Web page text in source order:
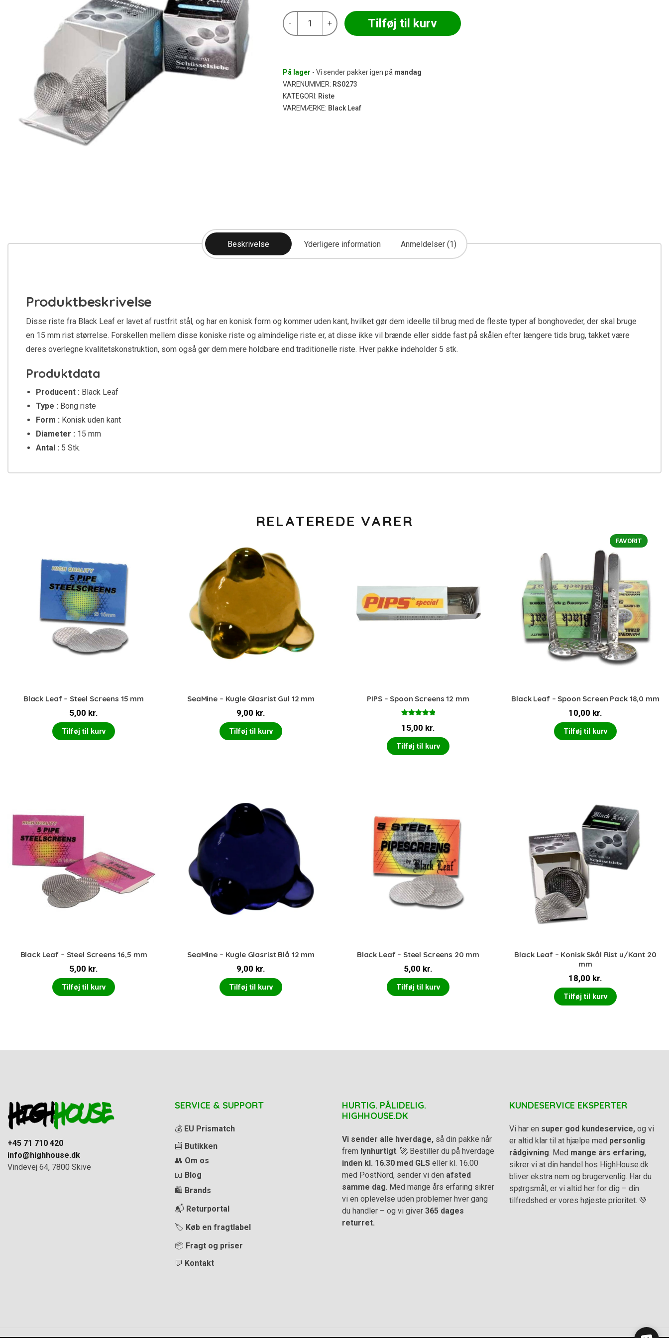
-
Black
Leaf
-
u/Kant
15,0
antal
+ Tilføj til kurv
På lager - Vi sender pakker igen på mandag
VARENUMMER: RS0273
KATEGORI: Riste
VAREMÆRKE: Black Leaf
Beskrivelse Yderligere information Anmeldelser (1)
Produktbeskrivelse
Disse riste fra Black Leaf er lavet af rustfrit stål, og har en konisk form og kommer uden kant, hvilket gør dem ideelle til brug med de fleste typer af bonghoveder, der skal bruge
en 15 mm rist størrelse. Forskellen mellem disse koniske riste og almindelige riste er, at disse ikke vil brænde eller sidde fast på skålen efter længere tids brug, takket være
deres overlegne kvalitetskonstruktion, som også gør dem mere holdbare end traditionelle riste. Hver pakke indeholder 5 stk.
Produktdata
Producent : Black Leaf
Type : Bong riste
Form : Konisk uden kant
Diameter : 15 mm
Antal : 5 Stk.
RELATEREDE VARER
Black Leaf – Steel Screens 15 mm
5,00 kr.
Tilføj til kurv
SeaMine – Kugle Glasrist Gul 12 mm
9,00 kr.
Tilføj til kurv
PIPS – Spoon Screens 12 mm
5.00ud af 5
15,00 kr.
Tilføj til kurv
FAVORIT
Black Leaf – Spoon Screen Pack 18,0 mm
10,00 kr.
Tilføj til kurv
Black Leaf – Steel Screens 16,5 mm
5,00 kr.
Tilføj til kurv
SeaMine – Kugle Glasrist Blå 12 mm
9,00 kr.
Tilføj til kurv
Black Leaf – Steel Screens 20 mm
5,00 kr.
Tilføj til kurv
Black Leaf – Konisk Skål Rist u/Kant 20
mm
18,00 kr.
Tilføj til kurv
+45 71 710 420
info@highhouse.dk
Vindevej 64, 7800 Skive
SERVICE & SUPPORT
💰 EU Prismatch
🏬 Butikken
👥 Om os
📖 Blog
🛍️ Brands
📬 Returportal
🏷️ Køb en fragtlabel
📦 Fragt og priser
💬 Kontakt
HURTIG. PÅLIDELIG.
HIGHHOUSE.DK
Vi sender alle hverdage, så din pakke når
frem lynhurtigt. 🚀 Bestiller du på hverdage
inden kl. 16.30 med GLS eller kl. 16.00
med PostNord, sender vi den afsted
samme dag. Med mange års erfaring sikrer
vi en oplevelse uden problemer hver gang
du handler – og vi giver 365 dages
returret.
KUNDESERVICE EKSPERTER
Vi har en super god kundeservice, og vi
er altid klar til at hjælpe med personlig
rådgivning. Med mange års erfaring,
sikrer vi at din handel hos HighHouse.dk
bliver ekstra nem og brugervenlig. Har du
spørgsmål, er vi altid her for dig – din
tilfredshed er vores højeste prioritet. 💚